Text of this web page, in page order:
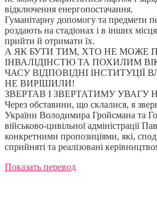
відключення енергопостачання.
Гуманітарну допомогу та предмети
роздають на стадіонах і в інших
прийти й отримати їх.
А ЯК БУТИ ТИМ, ХТО НЕ МОЖЕ
ІНВАЛІДІНСТЮ ТА ПОХИЛИМ
ЧАСУ ВІДПОВІДНІ ІНСТИТУЦІЇ
НЕ ВИРІШИЛИ!
ЗВЕРТАВ І ЗВЕРТАТИМУ УВАГУ
Через обставини, що склалися, я
України Володимира Гройсмана та
військово-цивільної адміністрації
конкретними пропозиціями, які,
сприйняті та реалізовані
Показать перевод